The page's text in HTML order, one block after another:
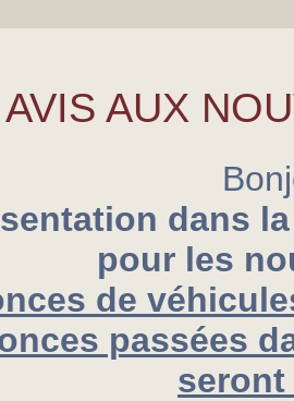
AVIS AUX
dans
pour les
de
passées
seront